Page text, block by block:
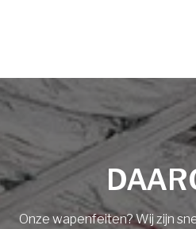
Volgende
Onze wapenfeiten? Wij zijn